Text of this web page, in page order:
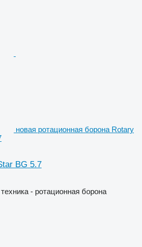
новая ротационная борона Rotary
BG 5.7
- ротационная борона